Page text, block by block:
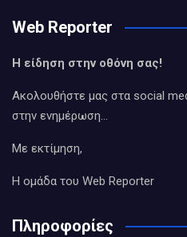
Web Reporter
Η είδηση στην οθόνη σας!
Ακολουθήστε μας στα social
στην ενημέρωση…
Με εκτίμηση,
Η ομάδα του Web Reporter
Πληροφορίες